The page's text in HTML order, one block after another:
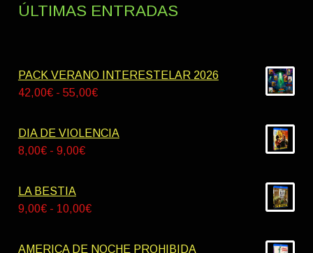
ÚLTIMAS ENTRADAS
PACK VERANO INTERESTELAR 2026
42,00€ - 55,00€Rango
precios:
DIA DE VIOLENCIA
8,00€ - 9,00€Rango
desde
LA BESTIA
9,00€ - 10,00€Rango
precios:
AMERICA DE NOCHE PROHIBIDA